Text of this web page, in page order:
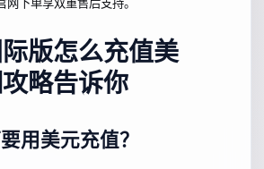
版怎么充值美
略告诉你
用美元充值？